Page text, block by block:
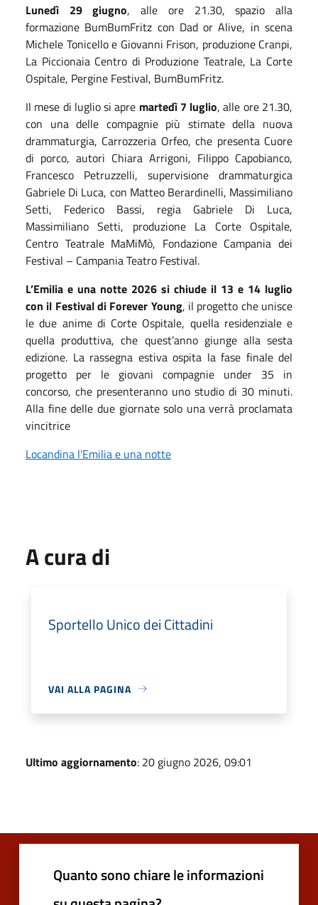
Lunedì 29 giugno, alle ore 21.30, spazio alla
formazione BumBumFritz con Dad or Alive, in scena
Michele Tonicello e Giovanni Frison, produzione Cranpi,
La Piccionaia Centro di Produzione Teatrale, La Corte
Ospitale, Pergine Festival, BumBumFritz.
Il mese di luglio si apre martedì 7 luglio, alle ore 21.30,
con una delle compagnie più stimate della nuova
drammaturgia, Carrozzeria Orfeo, che presenta Cuore
di porco, autori Chiara Arrigoni, Filippo Capobianco,
Francesco Petruzzelli, supervisione drammaturgica
Gabriele Di Luca, con Matteo Berardinelli, Massimiliano
Setti, Federico Bassi, regia Gabriele Di Luca,
Massimiliano Setti, produzione La Corte Ospitale,
Centro Teatrale MaMiMò, Fondazione Campania dei
Festival – Campania Teatro Festival.
L’Emilia e una notte 2026 si chiude il 13 e 14 luglio
con il Festival di Forever Young, il progetto che unisce
le due anime di Corte Ospitale, quella residenziale e
quella produttiva, che quest’anno giunge alla sesta
edizione. La rassegna estiva ospita la fase finale del
progetto per le giovani compagnie under 35 in
concorso, che presenteranno uno studio di 30 minuti.
Alla fine delle due giornate solo una verrà proclamata
vincitrice
Locandina l'Emilia e una notte
A cura di
Sportello Unico dei Cittadini
VAI ALLA PAGINA
Ultimo aggiornamento: 20 giugno 2026, 09:01
Quanto sono chiare le informazioni